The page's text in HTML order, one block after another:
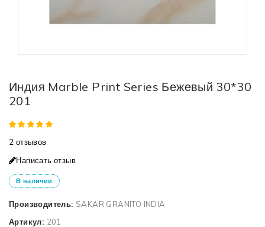
Индия Marble Print Series Бежевый 30*30
201
2 отзывов
Написать отзыв
В наличии
Производитель: SAKAR GRANITO INDIA
Артикул: 201